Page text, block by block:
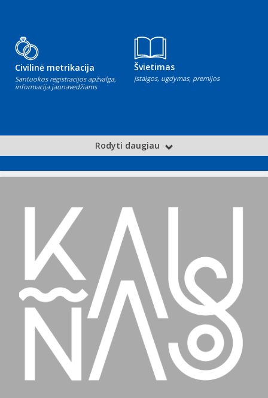
Civilinė metrikacija
Santuokos registracijos apžvalga,
informacija jaunavedžiams
Švietimas
Įstaigos, ugdymas, premijos
Rodyti daugiau